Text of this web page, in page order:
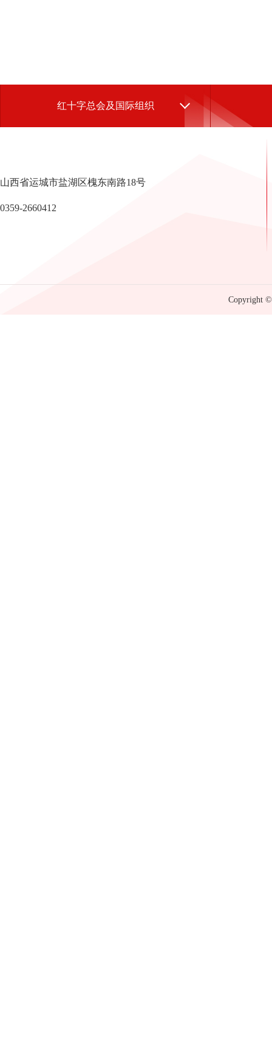
红十字总会及国际组织
山西省运城市盐湖区槐东南路18号
0359-2660412
Copyright